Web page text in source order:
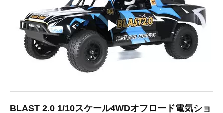
BLAST 2.0 1/10スケール4WDオフロード電気ショ